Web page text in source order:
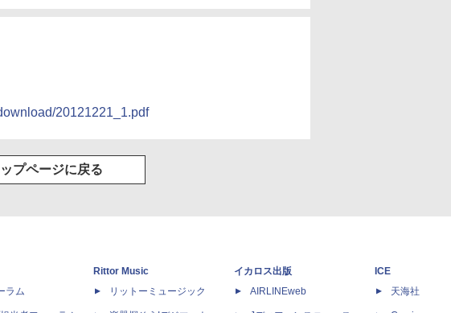
20121221_1.pdf
ップページに戻る
ラム
Rittor Music
リットーミュージック
イカロス出版
AIRLINEweb
ICE
天海社